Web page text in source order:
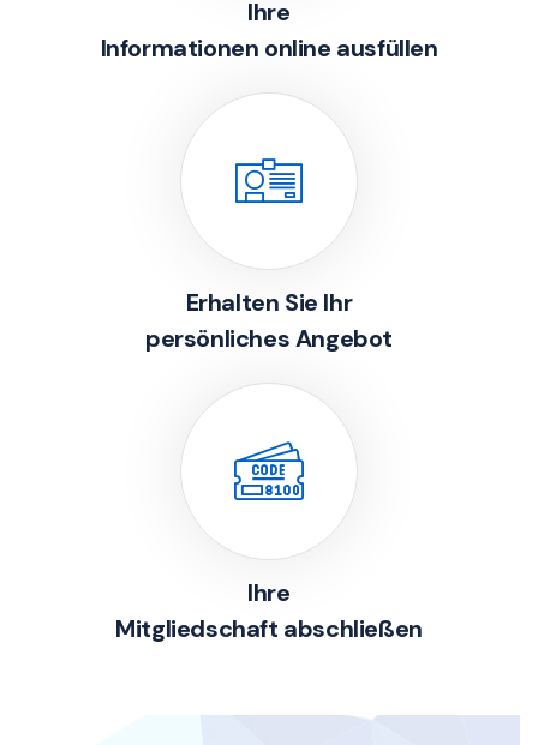
Ihre
Informationen online ausfüllen
Erhalten Sie Ihr
persönliches Angebot
Ihre
Mitgliedschaft abschließen